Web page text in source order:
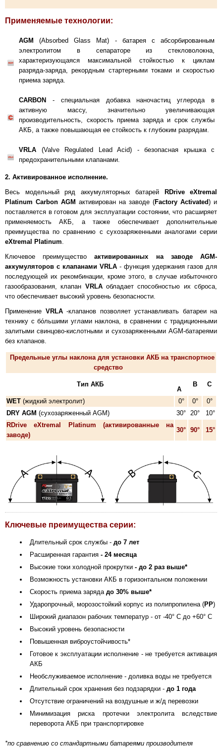
Применяемые технологии:
AGM
(Absorbed Glass Mat) - батарея с абсорбированным
электролитом в сепараторе из стекловолокна,
характеризующаяся максимальной стойкостью к циклам
разряда-заряда, рекордным стартерными токами и скоростью
приема заряда.
CARBON
- специальная добавка наночастиц углерода в
активную массу, значительно увеличивающая
производительность, скорость приема заряда и срок службы
АКБ, а также повышающая ее стойкость к глубоким разрядам.
VRLA (Valve Regulated Lead Acid) - безопасная крышка с
предохранительными клапанами.
2. Активированное исполнение.
Весь модельный ряд аккумуляторных батарей
RDrive eXtremal
Platinum Carbon AGM активирован на заводе (Factory Activated) и
поставляется в готовом для эксплуатации состоянии, что расширяет
применяемость АКБ, а также обеспечивает дополнительные
преимущества по сравнению с сухозаряженными аналогами серии
eXtremal Platinum
Ключевое преимуществоактивированных на заводе AGM-
аккумуляторов с клапанами VRLA - функция удержания газов для
последующей их рекомбинации, кроме этого, в случае избыточного
газообразования, клапан VRLAобладает способностью их сброса,
что обеспечивает высокий уровень безопасности.
Применение VRLA-клапанов позволяет устанавливать батареи на
технику с бóльшими углами наклона, в сравнении с традиционными
залитыми свинцово-кислотными и сухозаряженными AGM-батареями
без клапанов.
Предельные углы наклона для установки АКБ на транспортное
средство
Тип АКБ
A
B C
WET (жидкий электролит) 0° 0°
0°
DRY AGM (сухозаряженный AGM) 30° 20°
10°
RDrive eXtremal Platinum
(активированные на
заводе)
30° 90° 15°
Ключевые преимущества серии:
Длительный срок службы - до 7 лет
Расширенная гарантия - 24 месяца
Высокие токи холодной прокрутки - до 2 раз выше*
Возможность установки АКБ в горизонтальном положении
Скорость приема заряда до 30% выше*
Ударопрочный, морозостойкий корпус из полипропилена (PP)
Широкий диапазон рабочих температур - от -40° С до +60° С
Высокий уровень безопасности
Повышенная виброустойчивость*
Готовое к эксплуатации исполнение - не требуется активация
АКБ
Необслуживаемое исполнение - доливка воды не требуется
Длительный срок хранения без подзарядки - до 1 года
Отсутствие ограничений на воздушные и ж/д перевозки
Минимизация риска протечки электролита вследствие
переворота АКБ при транспортировке
*по сравнению со стандартными батареями производителя